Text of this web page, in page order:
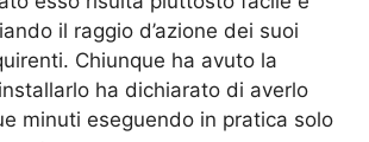
il raggio d’azione dei suoi
Chiunque ha avuto la
ha dichiarato di averlo
minuti eseguendo in pratica solo